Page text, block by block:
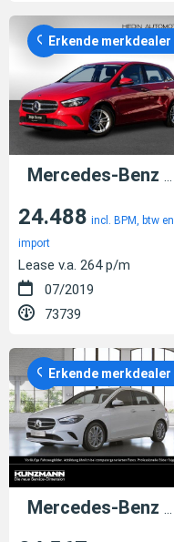
Erkende merkdealer
24.488 incl. BPM, btw en
import
Lease v.a. 264 p/m
07/2019
73739
Erkende merkdealer